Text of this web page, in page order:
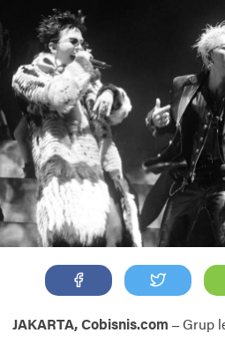
JAKARTA, Cobisnis.com – Grup